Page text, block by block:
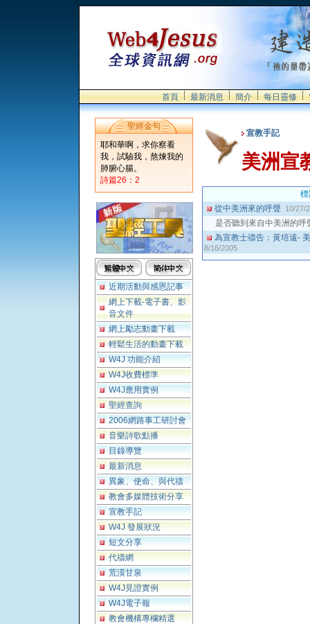
首頁 最新消息 簡介 每日靈修
聖經金句
耶和華啊，求你察看
我，試驗我，熬煉我的
肺腑心腸。
詩篇26：2
近期活動與感恩記事
網上下載-電子書、影
音文件
網上勵志動畫下載
輕鬆生活的動畫下載
W4J 功能介紹
W4J收費標準
W4J應用實例
聖經查詢
2006網路事工研討會
音樂詩歌點播
目錄導覽
最新消息
異象、使命、與代禱
教會多媒體技術分享
宣教手記
W4J 發展狀況
短文分享
代禱網
荒漠甘泉
W4J見證實例
W4J電子報
教會機構專欄精選
宣教手記
美洲宣
標
從中美洲來的呼聲
10/27/
是否聽到來自中美洲的呼
為宣教士禱告：黃培遠-
8/16/2005